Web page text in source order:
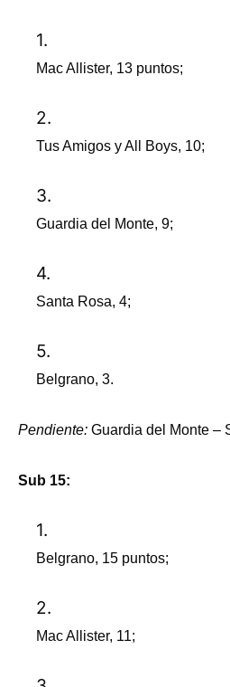
Mac Allister, 13 puntos;
Tus Amigos y All Boys, 10;
Guardia del Monte, 9;
Santa Rosa, 4;
Belgrano, 3.
Pendiente: Guardia del Monte –
Sub 15:
Belgrano, 15 puntos;
Mac Allister, 11;